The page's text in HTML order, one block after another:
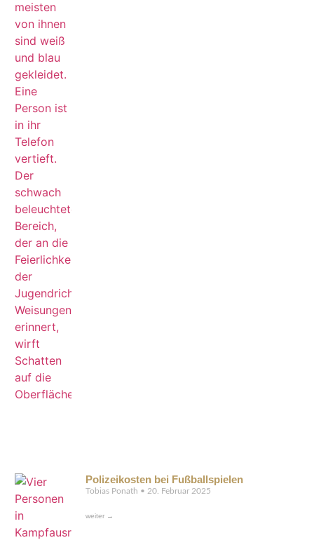
Polizeikosten bei Fußballspielen
Tobias Ponath 20. Februar 2025
weiter →